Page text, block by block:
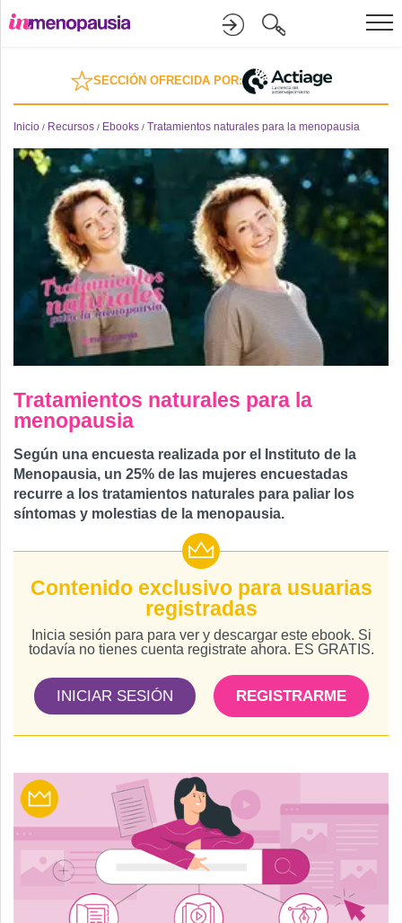
Formación
Online
Divulgación
Recursos
Investigación
SECCIÓN OFRECIDA POR:
Inicio / Recursos / Ebooks / Tratamientos naturales para la menopausia
Tratamientos naturales para la
menopausia
Según una encuesta realizada por el Instituto de la
Menopausia, un 25% de las mujeres encuestadas
recurre a los tratamientos naturales para paliar los
síntomas y molestias de la menopausia.
Contenido exclusivo para usuarias
registradas
Inicia sesión para para ver y descargar este ebook. Si
todavía no tienes cuenta registrate ahora. ES GRATIS.
INICIAR SESIÓN REGISTRARME